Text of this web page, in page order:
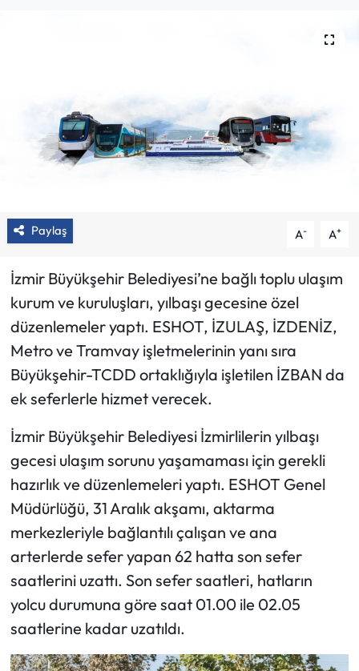
Paylaş A- A+
İzmir Büyükşehir Belediyesi’ne bağlı toplu ulaşım
kurum ve kuruluşları, yılbaşı gecesine özel
düzenlemeler yaptı. ESHOT, İZULAŞ, İZDENİZ,
Metro ve Tramvay işletmelerinin yanı sıra
Büyükşehir-TCDD ortaklığıyla işletilen İZBAN da
ek seferlerle hizmet verecek.
İzmir Büyükşehir Belediyesi İzmirlilerin yılbaşı
gecesi ulaşım sorunu yaşamaması için gerekli
hazırlık ve düzenlemeleri yaptı. ESHOT Genel
Müdürlüğü, 31 Aralık akşamı, aktarma
merkezleriyle bağlantılı çalışan ve ana
arterlerde sefer yapan 62 hatta son sefer
saatlerini uzattı. Son sefer saatleri, hatların
yolcu durumuna göre saat 01.00 ile 02.05
saatlerine kadar uzatıldı.